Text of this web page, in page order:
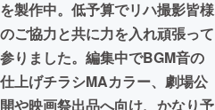
CAMPFIRE for Social Good
CAMPFIREふるさと納税
を製作中。低予算でリハ撮影皆様
のご協力と共に力を入れ頑張って
参りました。編集中でBGM音の
仕上げチラシMAカラー、劇場公
開や映画祭出品へ向け、かなり予